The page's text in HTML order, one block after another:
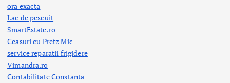
ora exacta
Lac de pescuit
SmartEstate.ro
Ceasuri cu Pretz Mic
service reparatii frigidere
Vimandra.ro
Contabilitate Constanta